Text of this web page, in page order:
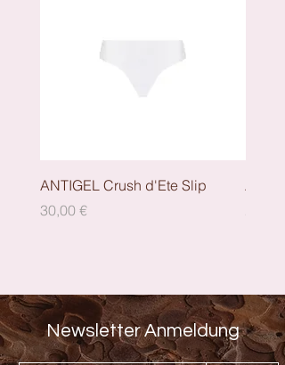
ANTIGEL Crush d'Ete Slip
Preis
30,00 €
Newsletter Anmeldung